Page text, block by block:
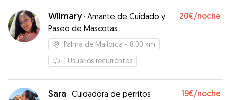
RECOMIENDO ENCARECIDAMENTE, SOBRE TODO
PARA PERROS QUE TENGAN UNA ACTIVIDAD
ENERGÉTICA MEDIA Y ALTA. A PARTE TE REPORTA
EL ESTADO TODOS LOS DÍAS DEL PERRO, CON
IMAGENES Y VIDEOS. EN CONCLUSIÓN MUY
BUENA PROFESIONAL Y EDUCADA.
Wilmary· Amante de Cuidado y
Paseo de Mascotas
20€/noche
Palma de Mallorca - 8.00 km
1 Usuarios recurrentes
Sara · Cuidadora de perritos 19€/noche